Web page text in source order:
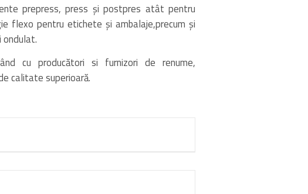
prepress, press şi postpres atât pentru
flexo pentru etichete şi ambalaje,precum şi
ondulat.
cu producători si furnizori de renume,
calitate superioară.